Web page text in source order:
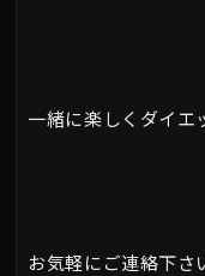
一緒に楽しくダイエ
お気軽にご連絡下さ